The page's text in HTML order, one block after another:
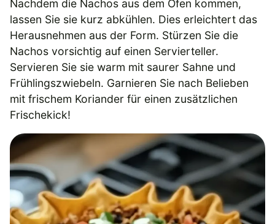
Nachdem die Nachos aus dem Ofen kommen,
lassen Sie sie kurz abkühlen. Dies erleichtert das
Herausnehmen aus der Form. Stürzen Sie die
Nachos vorsichtig auf einen Servierteller.
Servieren Sie sie warm mit saurer Sahne und
Frühlingszwiebeln. Garnieren Sie nach Belieben
mit frischem Koriander für einen zusätzlichen
Frischekick!